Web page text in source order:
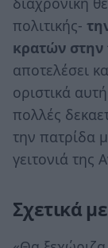
πολιτικής-
κρατών στην
αποτελέσει
οριστικά
πολλές
την πατρίδα
γειτονιά της
Σχετικά